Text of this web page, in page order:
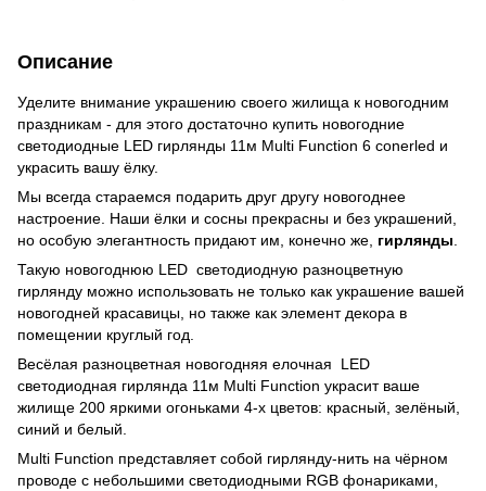
Описание
Уделите внимание украшению своего жилища к новогодним
праздникам - для этого достаточно купить новогодние
светодиодные LED гирлянды 11м Multi Function 6 conerled и
украсить вашу ёлку.
Мы всегда стараемся подарить друг другу новогоднее
настроение. Наши ёлки и сосны прекрасны и без украшений,
но особую элегантность придают им, конечно же, гирлянды
Такую новогоднюю LED светодиодную разноцветную
гирлянду можно использовать не только как украшение вашей
новогодней красавицы, но также как элемент декора в
помещении круглый год.
Весёлая разноцветная новогодняя елочная LED
светодиодная гирлянда 11м Multi Function украсит ваше
жилище 200 яркими огоньками 4-х цветов: красный, зелёный,
синий и белый.
Multi Function представляет собой гирлянду-нить на чёрном
проводе с небольшими светодиодными RGB фонариками,